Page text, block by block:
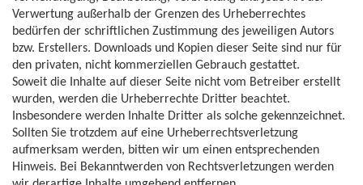
Verwertung außerhalb der Grenzen des Urheberrechtes
bedürfen der schriftlichen Zustimmung des jeweiligen Autors
bzw. Erstellers. Downloads und Kopien dieser Seite sind nur für
den privaten, nicht kommerziellen Gebrauch gestattet.
Soweit die Inhalte auf dieser Seite nicht vom Betreiber erstellt
wurden, werden die Urheberrechte Dritter beachtet.
Insbesondere werden Inhalte Dritter als solche gekennzeichnet.
Sollten Sie trotzdem auf eine Urheberrechtsverletzung
aufmerksam werden, bitten wir um einen entsprechenden
Hinweis. Bei Bekanntwerden von Rechtsverletzungen werden